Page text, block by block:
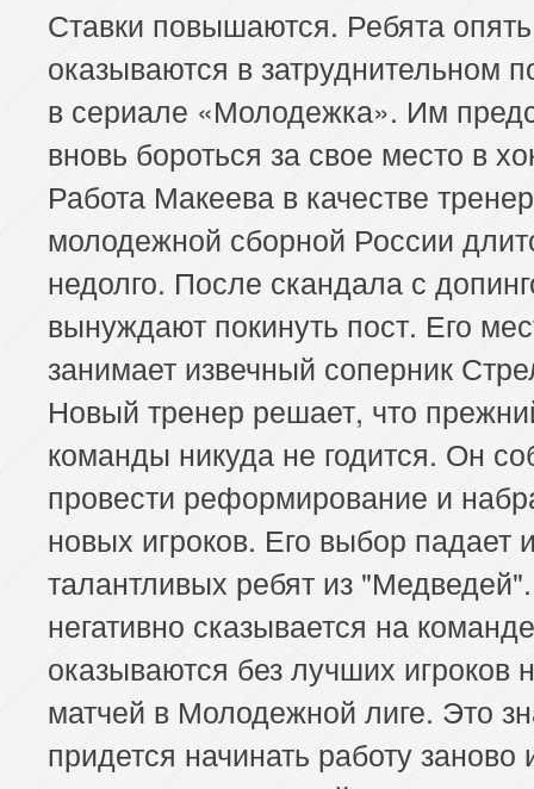
Ставки повышаются. Ребята опять
оказываются в затруднительном
в сериале «Молодежка». Им
вновь бороться за свое место в
Работа Макеева в качестве
молодежной сборной России
недолго. После скандала с
вынуждают покинуть пост. Его
занимает извечный соперник
Новый тренер решает, что
команды никуда не годится. Он
провести реформирование и
новых игроков. Его выбор падает
талантливых ребят из
негативно сказывается на
оказываются без лучших игроков
матчей в Молодежной лиге. Это
придется начинать работу заново